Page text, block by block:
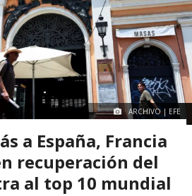
ARCHIVO | EFE
a España, Francia
recuperación del
al top 10 mundial